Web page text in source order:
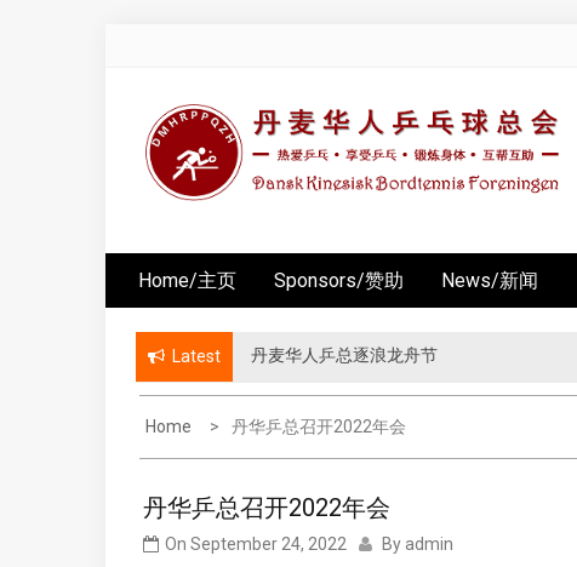
Home/主页 Sponsors/赞助 News/新闻
Latest 丹华乒总第八届 “丹华杯” 友谊赛
Home 丹华乒总召开2022年会
丹华乒总召开2022年会
On September 24, 2022 By admin